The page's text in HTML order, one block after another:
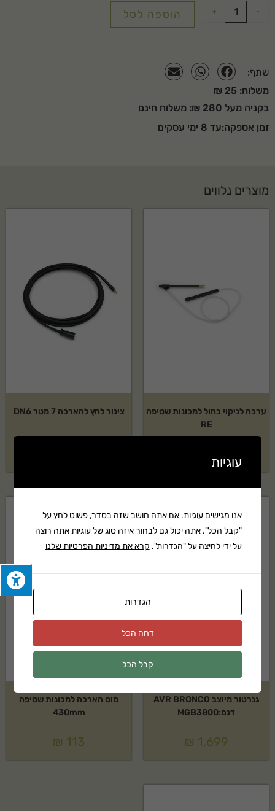
-
+ הוספה לסל
שתף:
משלוח: 25 ₪
בקניה מעל 280 ₪: משלוח חינם
זמן אספקה:עד 8 ימי עסקים
מוצרים נלווים
ערכה לניקוי בחול למכונות שטיפה
RE
צינור לחץ להארכה 7 מטר DN6
גנרטור מיוצב AVR BRONCO
דגם:MGB3800
₪ 1,699
מוט הארכה למכונות שטיפה
430mm
₪ 113
עוגיות
אנו מגישים עוגיות. אם אתה חושב שזה בסדר, פשוט לחץ על
"קבל הכל". אתה יכול גם לבחור איזה סוג של עוגיות אתה רוצה
על ידי לחיצה על "הגדרות". קרא את מדיניות הפרטיות שלנו
הגדרות
דחה הכל
קבל הכל